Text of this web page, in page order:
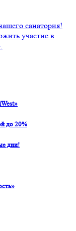
санатория!
участие в
до 20%
дни!